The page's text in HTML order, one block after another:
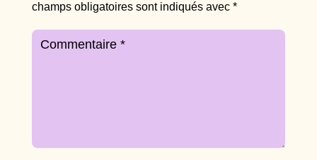
champs obligatoires sont indiqués avec *